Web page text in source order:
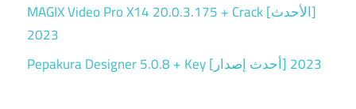
MAGIX Video Pro X14 20.0.3.175 + Crack [الأحدث]
2023
Pepakura Designer 5.0.8 + Key [أحدث إصدار] 2023